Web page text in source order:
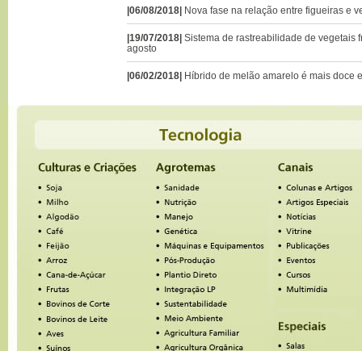
|06/08/2018| Nova fase na relação entre figueiras e
|19/07/2018| Sistema de rastreabilidade de vegetais
agosto
|06/02/2018| Híbrido de melão amarelo é mais doce